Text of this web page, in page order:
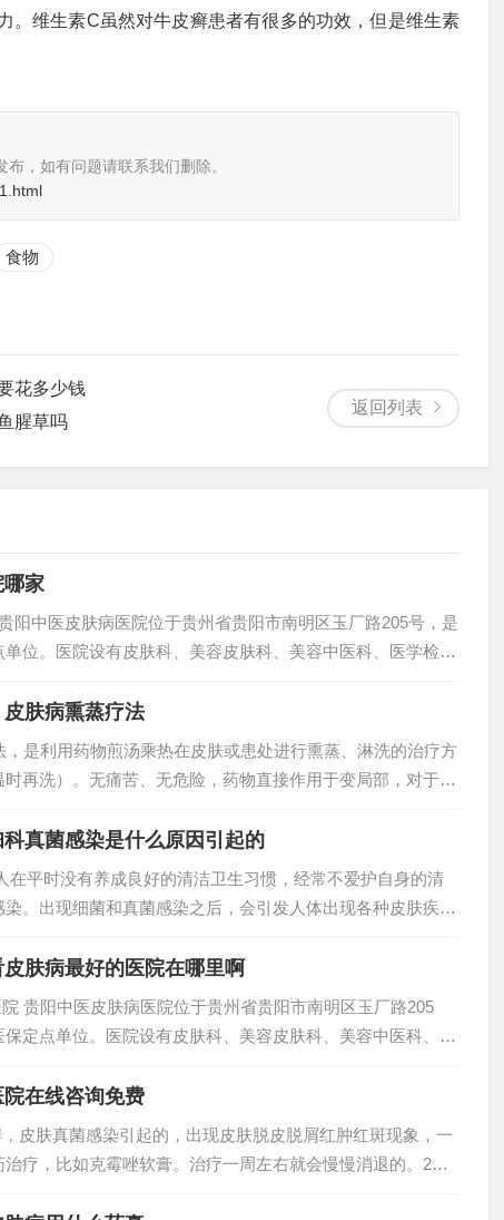
。维生素C虽然对牛皮癣患者有很多的功效，但是维生素
布，如有问题请联系我们删除。
食物
返回列表
花多少钱
腥草吗
哪家
阳中医皮肤病医院位于贵州省贵阳市南明区玉厂路205号，是
位。医院设有皮肤科、美容皮肤科、美容中医科、医学检验
皮肤科比较好的医院包括：复旦大学附属华山医院：该院的
肤病...
肤病熏蒸疗法
是利用药物煎汤乘热在皮肤或患处进行熏蒸、淋洗的治疗方
再洗）。无痛苦、无危险，药物直接作用于变局部，对于慢
脏欠佳的患者尤为适用。2、熏洗疗法，是利用药物煎汤乘
疗方法...
真菌感染是什么原因引起的
在平时没有养成良好的清洁卫生习惯，经常不爱护自身的清
。出现细菌和真菌感染之后，会引发人体出现各种皮肤疾
如果平时没有注意给狗狗补充营养，甚至是长期只给狗狗喂
话；狗狗就...
肤病最好的医院在哪里啊
贵阳中医皮肤病医院位于贵州省贵阳市南明区玉厂路205
定点单位。医院设有皮肤科、美容皮肤科、美容中医科、医
2、上海看皮肤科比较好的医院包括：复旦大学附属华山医
括遗传...
在线咨询免费
皮肤真菌感染引起的，出现皮肤脱皮脱屑红肿红斑现象，一
疗，比如克霉唑软膏。治疗一周左右就会慢慢消退的。2、
。平时不要总是抠，以免感染。最好是到当地比较大的医院